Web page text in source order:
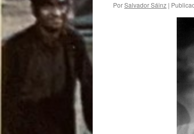
PorSalvador Sáinz |